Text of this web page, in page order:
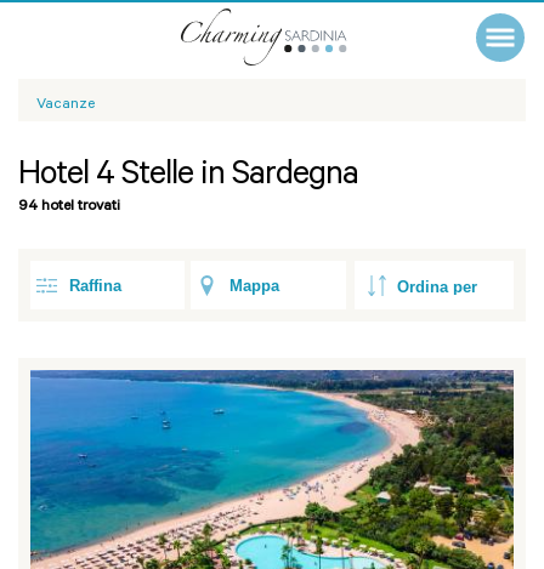
Vacanze
Hotel 4 Stelle in Sardegna
94 hotel trovati
Raffina Mappa